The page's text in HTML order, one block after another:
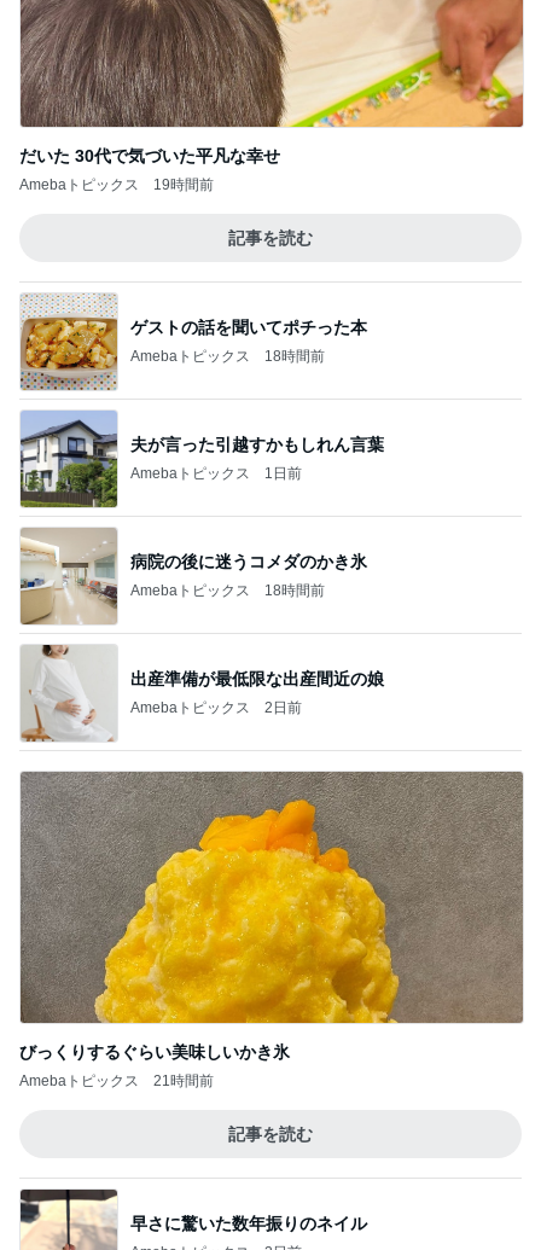
だいた 30代で気づいた平凡な幸せ
Amebaトピックス 19時間前
記事を読む
ゲストの話を聞いてポチった本
Amebaトピックス 18時間前
夫が言った引越すかもしれん言葉
Amebaトピックス 1日前
病院の後に迷うコメダのかき氷
Amebaトピックス 18時間前
出産準備が最低限な出産間近の娘
Amebaトピックス 2日前
びっくりするぐらい美味しいかき氷
Amebaトピックス 21時間前
記事を読む
早さに驚いた数年振りのネイル